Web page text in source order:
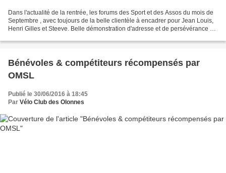
Dans l'actualité de la rentrée, les forums des Sport et des Assos du mois de
Septembre , avec toujours de la belle clientèle à encadrer pour Jean Louis,
Henri Gilles et Steeve. Belle démonstration d'adresse et de persévérance de
Bénévoles & compétiteurs récompensés par
OMSL
Publié le 30/06/2016 à 18:45
Par Vélo Club des Olonnes